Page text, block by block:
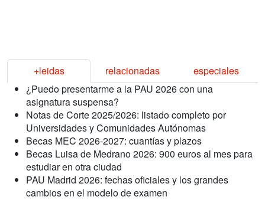
+leidas relacionadas
especiales
¿Puedo presentarme a la PAU 2026 con una
asignatura suspensa?
Notas de Corte 2025/2026: listado completo por
Universidades y Comunidades Autónomas
Becas MEC 2026-2027: cuantías y plazos
Becas Luisa de Medrano 2026: 900 euros al mes para
estudiar en otra ciudad
PAU Madrid 2026: fechas oficiales y los grandes
cambios en el modelo de examen